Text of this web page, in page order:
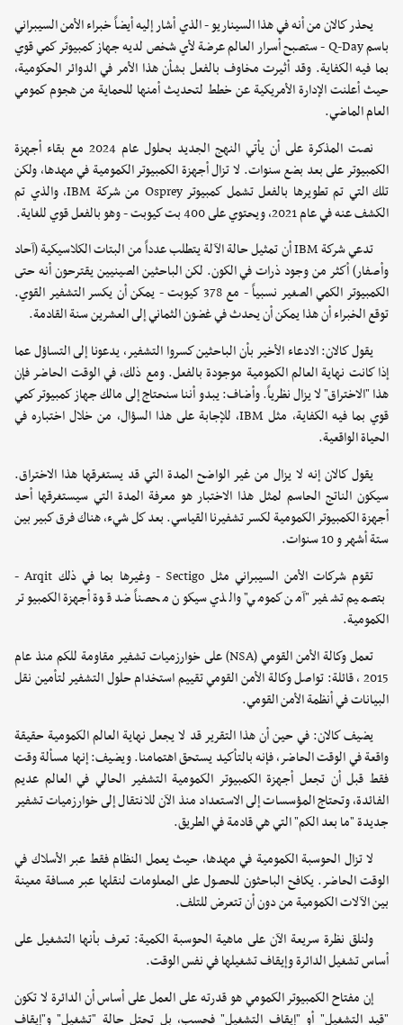
يحذر كالان من أنه في هذا السيناريو - الذي أشار إليه أيضاً خبراء الأمن السيبراني
باسم Q-Day - ستصبح أسرار العالم عرضة لأي شخص لديه جهاز كمبيوتر كمي قوي
بما فيه الكفاية. وقد أثيرت مخاوف بالفعل بشأن هذا الأمر في الدوائر الحكومية،
حيث أعلنت الإدارة الأمريكية عن خطط لتحديث أمنها للحماية من هجوم كمومي
العام الماضي.
نصت المذكرة على أن يأتي النهج الجديد بحلول عام 2024 مع بقاء أجهزة
الكمبيوتر على بعد بضع سنوات. لا تزال أجهزة الكمبيوتر الكمومية في مهدها، ولكن
تلك التي تم تطويرها بالفعل تشمل كمبيوتر Osprey من شركة IBM، والذي تم
الكشف عنه في عام 2021، ويحتوي على 400 بت كيوبت - وهو بالفعل قوي للغاية.
تدعي شركة IBM أن تمثيل حالة الآلة يتطلب عدداً من البتات الكلاسيكية (آحاد
وأصفار) أكثر من وجود ذرات في الكون. لكن الباحثين الصينيين يقترحون أنه حتى
الكمبيوتر الكمي الصغير نسبياً - مع 378 كيوبت - يمكن أن يكسر التشفير القوي.
توقع الخبراء أن هذا يمكن أن يحدث في غضون الثماني إلى العشرين سنة القادمة.
يقول كالان: الادعاء الأخير بأن الباحثين كسروا التشفير، يدعونا إلى التساؤل عما
إذا كانت نهاية العالم الكمومية موجودة بالفعل. ومع ذلك، في الوقت الحاضر فإن
هذا "الاختراق" لا يزال نظرياً. وأضاف: يبدو أننا سنحتاج إلى مالك جهاز كمبيوتر كمي
قوي بما فيه الكفاية، مثل IBM، للإجابة على هذا السؤال، من خلال اختباره في
الحياة الواقعية.
يقول كالان إنه لا يزال من غير الواضح المدة التي قد يستغرقها هذا الاختراق.
سيكون الناتج الحاسم لمثل هذا الاختبار هو معرفة المدة التي سيستغرقها أحد
أجهزة الكمبيوتر الكمومية لكسر تشفيرنا القياسي. بعد كل شيء، هناك فرق كبير بين
ستة أشهر و 10 سنوات.
تقوم شركات الأمن السيبراني مثل Sectigo - وغيرها بما في ذلك Arqit -
بتصميم تشفير "آمن كمومي" والذي سيكون محصناً ضد قوة أجهزة الكمبيوتر
الكمومية.
تعمل وكالة الأمن القومي (NSA) على خوارزميات تشفير مقاومة للكم منذ عام
2015 ، قائلة: تواصل وكالة الأمن القومي تقييم استخدام حلول التشفير لتأمين نقل
البيانات في أنظمة الأمن القومي.
يضيف كالان: في حين أن هذا التقرير قد لا يجعل نهاية العالم الكمومية حقيقة
واقعة في الوقت الحاضر، فإنه بالتأكيد يستحق اهتمامنا. ويضيف: إنها مسألة وقت
فقط قبل أن تجعل أجهزة الكمبيوتر الكمومية التشفير الحالي في العالم عديم
الفائدة، وتحتاج المؤسسات إلى الاستعداد منذ الآن للانتقال إلى خوارزميات تشفير
جديدة "ما بعد الكم" التي هي قادمة في الطريق.
لا تزال الحوسبة الكمومية في مهدها، حيث يعمل النظام فقط عبر الأسلاك في
الوقت الحاضر. يكافح الباحثون للحصول على المعلومات لنقلها عبر مسافة معينة
بين الآلات الكمومية من دون أن تتعرض للتلف.
ولنلق نظرة سريعة الآن على ماهية الحوسبة الكمية: تعرف بأنها التشغيل على
أساس تشغيل الدائرة وإيقاف تشغيلها في نفس الوقت.
إن مفتاح الكمبيوتر الكمومي هو قدرته على العمل على أساس أن الدائرة لا تكون
"قيد التشغيل" أو "إيقاف التشغيل" فحسب، بل تحتل حالة "تشغيل" و"إيقاف